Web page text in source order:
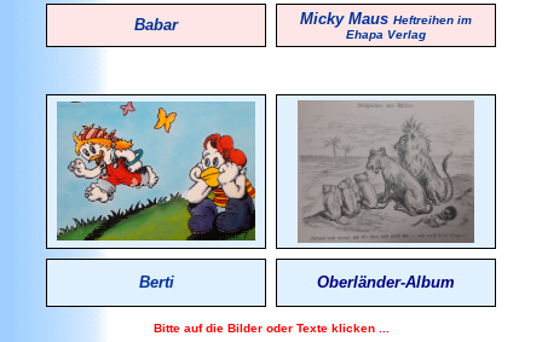
Babar Micky Maus Heftreihen im
Ehapa Verlag
Berti Oberländer-Album
Bitte auf die Bilder oder Texte klicken ...